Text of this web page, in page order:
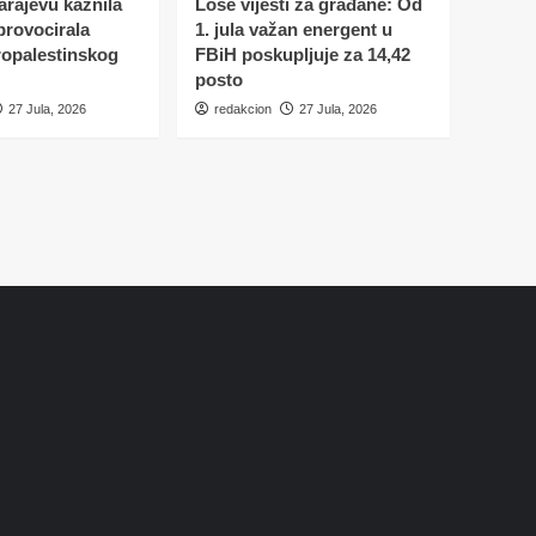
kaznila
27 Jula, 2026
Loše vijesti za građane: Od
1. jula važan energent u
FBiH poskupljuje za 14,42
posto
redakcion 27 Jula, 2026